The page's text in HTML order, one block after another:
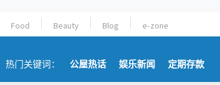
Food Beauty Blog e-zone
热门关键词： 公屋热话 娱乐新闻 定期存款